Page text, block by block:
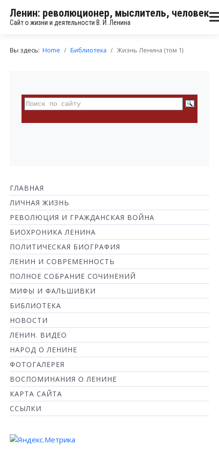
Ленин: революционер, мыслитель, человек
Сайт о жизни и деятельности В. И. Ленина
Вы здесь: Home Библиотека Жизнь Ленина (том 1)
ГЛАВНАЯ
ЛИЧНАЯ ЖИЗНЬ
РЕВОЛЮЦИЯ И ГРАЖДАНСКАЯ ВОЙНА
БИОХРОНИКА ЛЕНИНА
ПОЛИТИЧЕСКАЯ БИОГРАФИЯ
ЛЕНИН И СОВРЕМЕННОСТЬ
ПОЛНОЕ СОБРАНИЕ СОЧИНЕНИЙ
МИФЫ И ФАЛЬШИВКИ
БИБЛИОТЕКА
НОВОСТИ
ЛЕНИН. ВИДЕО
НАРОД О ЛЕНИНЕ
ФОТОГАЛЕРЕЯ
ВОСПОМИНАНИЯ О ЛЕНИНЕ
КАРТА САЙТА
ССЫЛКИ